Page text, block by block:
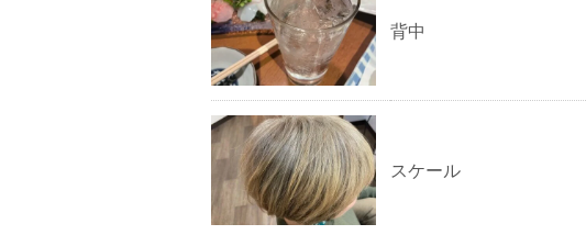
背中
スケール